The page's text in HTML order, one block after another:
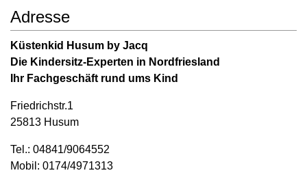
Adresse
Küstenkid Husum by Jacq
Die Kindersitz-Experten in Nordfriesland
Ihr Fachgeschäft rund ums Kind
Friedrichstr.1
25813 Husum
Tel.: 04841/9064552
Mobil: 0174/4971313